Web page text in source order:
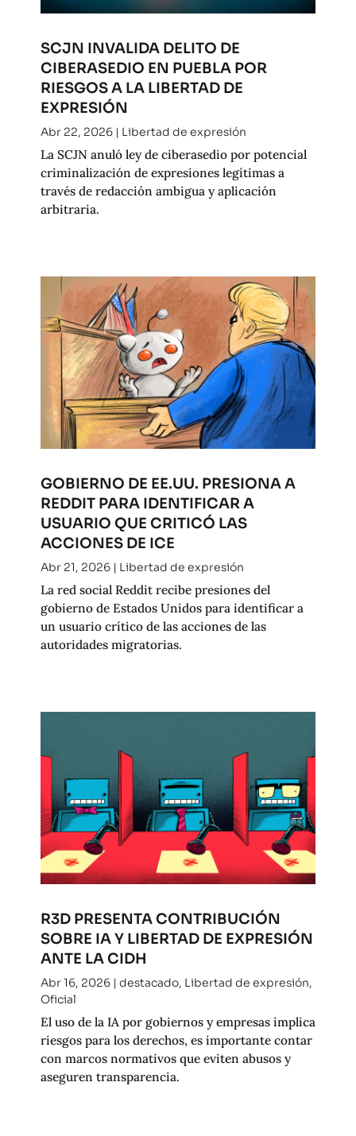
SCJN INVALIDA DELITO DE
CIBERASEDIO EN PUEBLA POR
RIESGOS A LA LIBERTAD DE
EXPRESIÓN
Abr 22, 2026| Libertad de expresión
La SCJN anuló ley de ciberasedio por potencial
criminalización de expresiones legítimas a
través de redacción ambigua y aplicación
arbitraria.
GOBIERNO DE EE.UU. PRESIONA A
REDDIT PARA IDENTIFICAR A
USUARIO QUE CRITICÓ LAS
ACCIONES DE ICE
Abr 21, 2026| Libertad de expresión
La red social Reddit recibe presiones del
gobierno de Estados Unidos para identificar a
un usuario crítico de las acciones de las
autoridades migratorias.
R3D PRESENTA CONTRIBUCIÓN
SOBRE IA Y LIBERTAD DE EXPRESIÓN
ANTE LA CIDH
Abr 16, 2026| destacado, Libertad de expresión,
Oficial
El uso de la IA por gobiernos y empresas implica
riesgos para los derechos, es importante contar
con marcos normativos que eviten abusos y
aseguren transparencia.